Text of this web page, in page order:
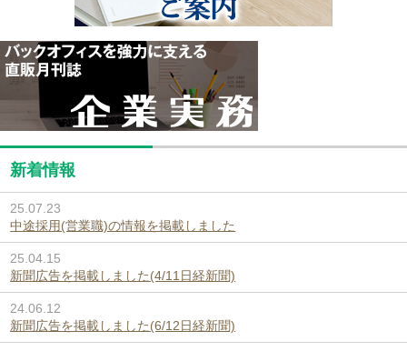
新着情報
25.07.23
中途採用(営業職)の情報を掲載しました
25.04.15
新聞広告を掲載しました(4/11日経新聞)
24.06.12
新聞広告を掲載しました(6/12日経新聞)